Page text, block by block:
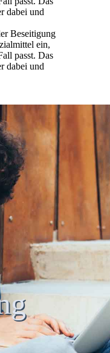
dabei und
Beseitigung
ein,
passt. Das
dabei und